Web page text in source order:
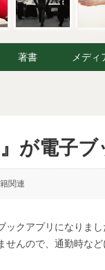
著書 メディ
が電子
関連
ックアプリになりまし
んので、通勤時など